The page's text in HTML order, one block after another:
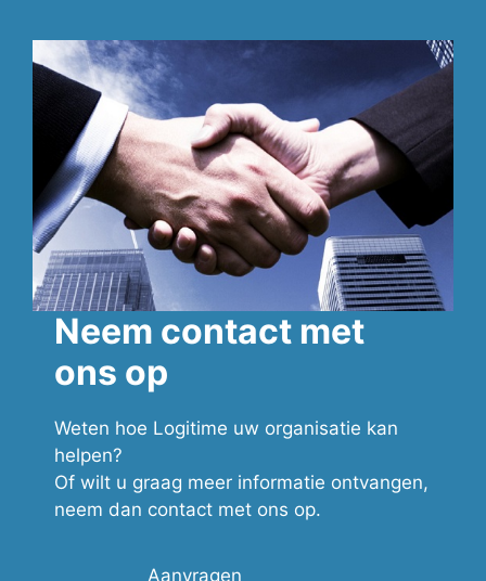
Neem contact met
ons op
Weten hoe Logitime uw organisatie kan
helpen?
Of wilt u graag meer informatie ontvangen,
neem dan contact met ons op.
Aanvragen